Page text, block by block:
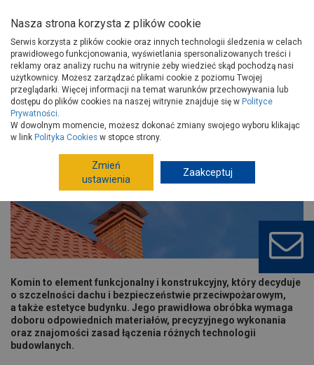
Strona główna Porady
Budowa i remont
Ściany zewnętrzne, stropy i kominy
Jak obrobić komin wewnątrz domu i na zewnątrz?
Jak obrobić komin wewnątrz domu i
na zewnątrz?
Komin to element funkcjonalny i konstrukcyjny, który decyduje
o szczelności dachu i bezpieczeństwie przeciwpożarowym,
a także estetyce budynku. Jego prawidłowa obróbka wymaga
doboru odpowiednich materiałów, precyzyjnego wykonania
oraz znajomości zasad łączenia różnych technologii
budowlanych.
Nasza strona korzysta z plików cookie
Serwis korzysta z plików cookie oraz innych technologii śledzenia w celach
prawidłowego funkcjonowania, wyświetlania spersonalizowanych treści i
reklamy oraz analizy ruchu na witrynie żeby wiedzieć skąd pochodzą nasi
użytkownicy. Możesz zarządzać plikami cookie z poziomu Twojej
przeglądarki. Więcej informacji na temat warunków przechowywania lub
dostępu do plików cookies na naszej witrynie znajduje się w Polityce
Prywatności.
W dowolnym momencie, możesz dokonać zmiany swojego wyboru klikając
w link Polityka Cookies w stopce strony.
Zmień
ustawienia
Zaakceptuj